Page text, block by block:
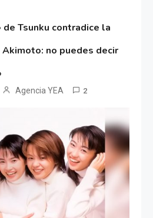
Tsunku contradice la
no puedes decir
Agencia YEA 2